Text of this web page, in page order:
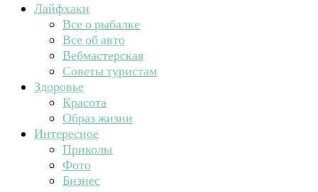
Лайфхаки
Все о рыбалке
Все об авто
Вебмастерская
Советы туристам
Здоровье
Красота
Образ жизни
Интересное
Приколы
Фото
Бизнес